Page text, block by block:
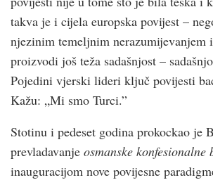
takva je i cijela europska povijest –
njezinim temeljnim nerazumijevanjem
proizvodi još teža sadašnjost –
Pojedini vjerski lideri ključ povijesti
Kažu: „Mi smo Turci.”
Stotinu i pedeset godina prokockao je
prevladavanje osmanske konfesionalne
inauguracijom nove povijesne